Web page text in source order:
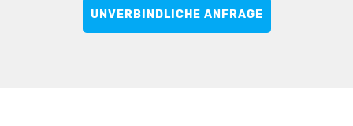
UNVERBINDLICHE ANFRAGE